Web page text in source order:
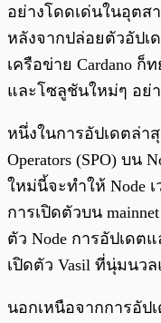
อย่างโดดเด่นในอุตส
หลังจากปล่อยตัวอัปเด
เครือข่าย Cardano ก็
และโซลูชันใหม่ๆ อย่า
หนึ่งในการอัปเดตล่า
Operators (SPO) บน
ใหม่นี้จะทำให้ Node
การเปิดตัวบน
ตัว Node การอัปเดต
เปิดตัว Vasil ที่นุ่มนว
นอกเหนือจากการอัป